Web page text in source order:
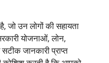
जो उन लोगों की सहायता
योजनाओं, लोन,
जानकारी प्राप्त